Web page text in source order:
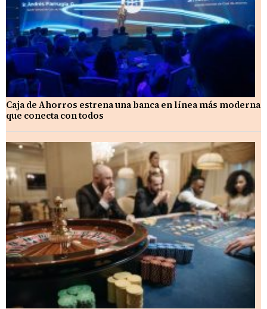
Caja de Ahorros estrena una banca en línea más moderna
que conecta con todos